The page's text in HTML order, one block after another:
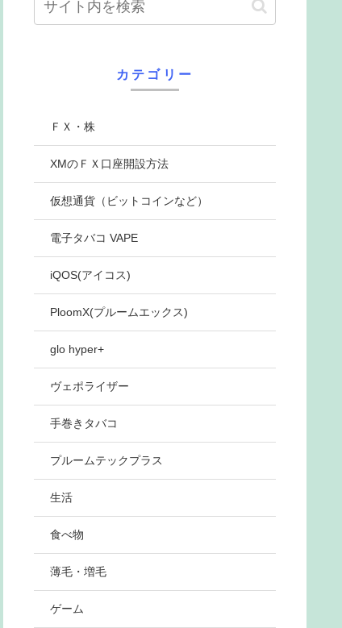
カテゴリー
ＦＸ・株
XMのＦＸ口座開設方法
仮想通貨（ビットコインなど）
電子タバコ VAPE
iQOS(アイコス)
PloomX(プルームエックス)
glo hyper+
ヴェポライザー
手巻きタバコ
プルームテックプラス
生活
食べ物
薄毛・増毛
ゲーム